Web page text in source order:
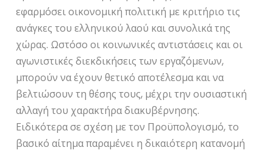
εφαρμόσει οικονομική πολιτική με κριτήριο τις
ανάγκες του ελληνικού λαού και συνολικά της
χώρας. Ωστόσο οι κοινωνικές αντιστάσεις και οι
αγωνιστικές διεκδικήσεις των εργαζόμενων,
μπορούν να έχουν θετικό αποτέλεσμα και να
βελτιώσουν τη θέσης τους, μέχρι την ουσιαστική
αλλαγή του χαρακτήρα διακυβέρνησης.
Ειδικότερα σε σχέση με τον Προϋπολογισμό, το
βασικό αίτημα παραμένει η δικαιότερη κατανομή